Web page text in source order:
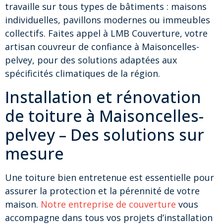
travaille sur tous types de bâtiments : maisons
individuelles, pavillons modernes ou immeubles
collectifs. Faites appel à LMB Couverture, votre
artisan couvreur de confiance à Maisoncelles-
pelvey, pour des solutions adaptées aux
spécificités climatiques de la région.
Installation et rénovation
de toiture à Maisoncelles-
pelvey – Des solutions sur
mesure
Une toiture bien entretenue est essentielle pour
assurer la protection et la pérennité de votre
maison. Notre entreprise de couverture vous
accompagne dans tous vos projets d’installation